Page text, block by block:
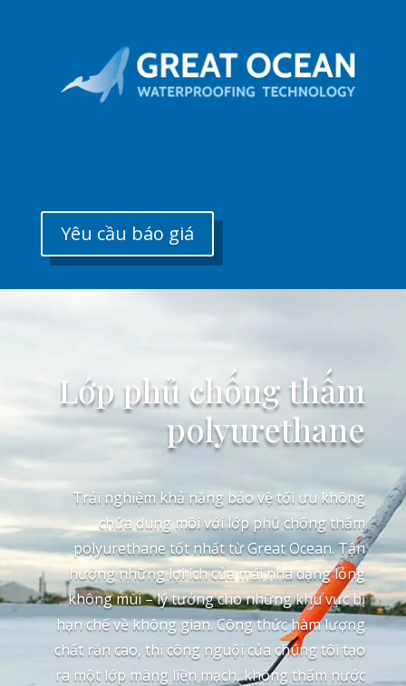
Yêu cầu báo giá
Lớp phủ chống thấm
polyurethane
Trải nghiệm khả năng bảo vệ tối ưu không
chứa dung môi với lớp phủ chống thấm
polyurethane tốt nhất từ ​​Great Ocean. Tận
hưởng những lợi ích của mái nhà dạng lỏng
không mùi – lý tưởng cho những khu vực bị
hạn chế về không gian. Công thức hàm lượng
chất rắn cao, thi công nguội của chúng tôi tạo
ra một lớp màng liền mạch, không thấm nước